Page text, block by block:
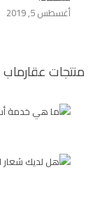
أغسطس 5, 2019
منتجات عقارماب